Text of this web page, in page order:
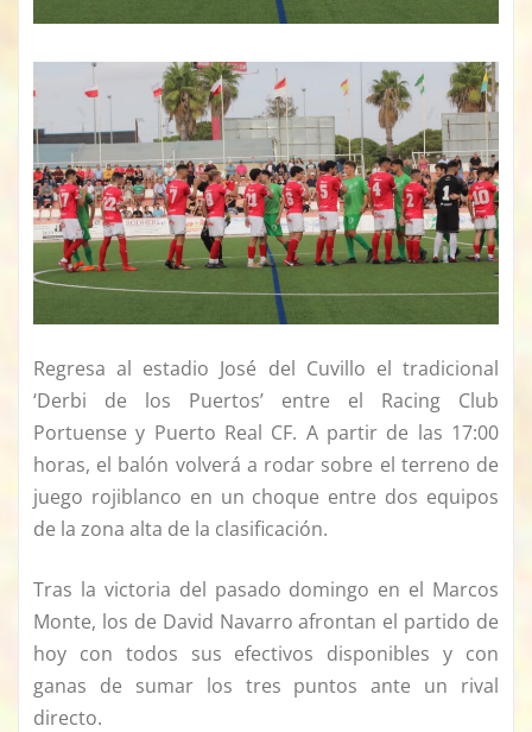
Regresa al estadio José del Cuvillo el tradicional
‘Derbi de los Puertos’ entre el Racing Club
Portuense y Puerto Real CF. A partir de las 17:00
horas, el balón volverá a rodar sobre el terreno de
juego rojiblanco en un choque entre dos equipos
de la zona alta de la clasificación.
Tras la victoria del pasado domingo en el Marcos
Monte, los de David Navarro afrontan el partido de
hoy con todos sus efectivos disponibles y con
ganas de sumar los tres puntos ante un rival
directo.